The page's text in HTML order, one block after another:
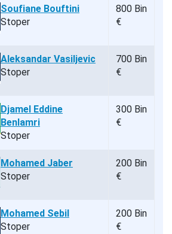
Soufiane Bouftini
Stoper
800 Bin
€
Aleksandar Vasiljevic
Stoper
700 Bin
€
Djamel Eddine
Benlamri
Stoper
300 Bin
€
Mohamed Jaber
Stoper
200 Bin
€
Mohamed Sebil
Stoper
200 Bin
€